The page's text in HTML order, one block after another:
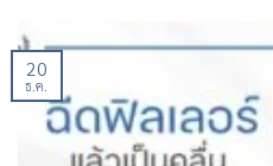
20
ธ.ค.